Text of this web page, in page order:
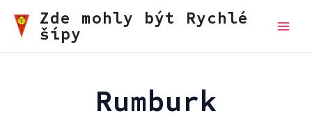
obsah
Zde mohly být Rychlé
šípy
Rumburk